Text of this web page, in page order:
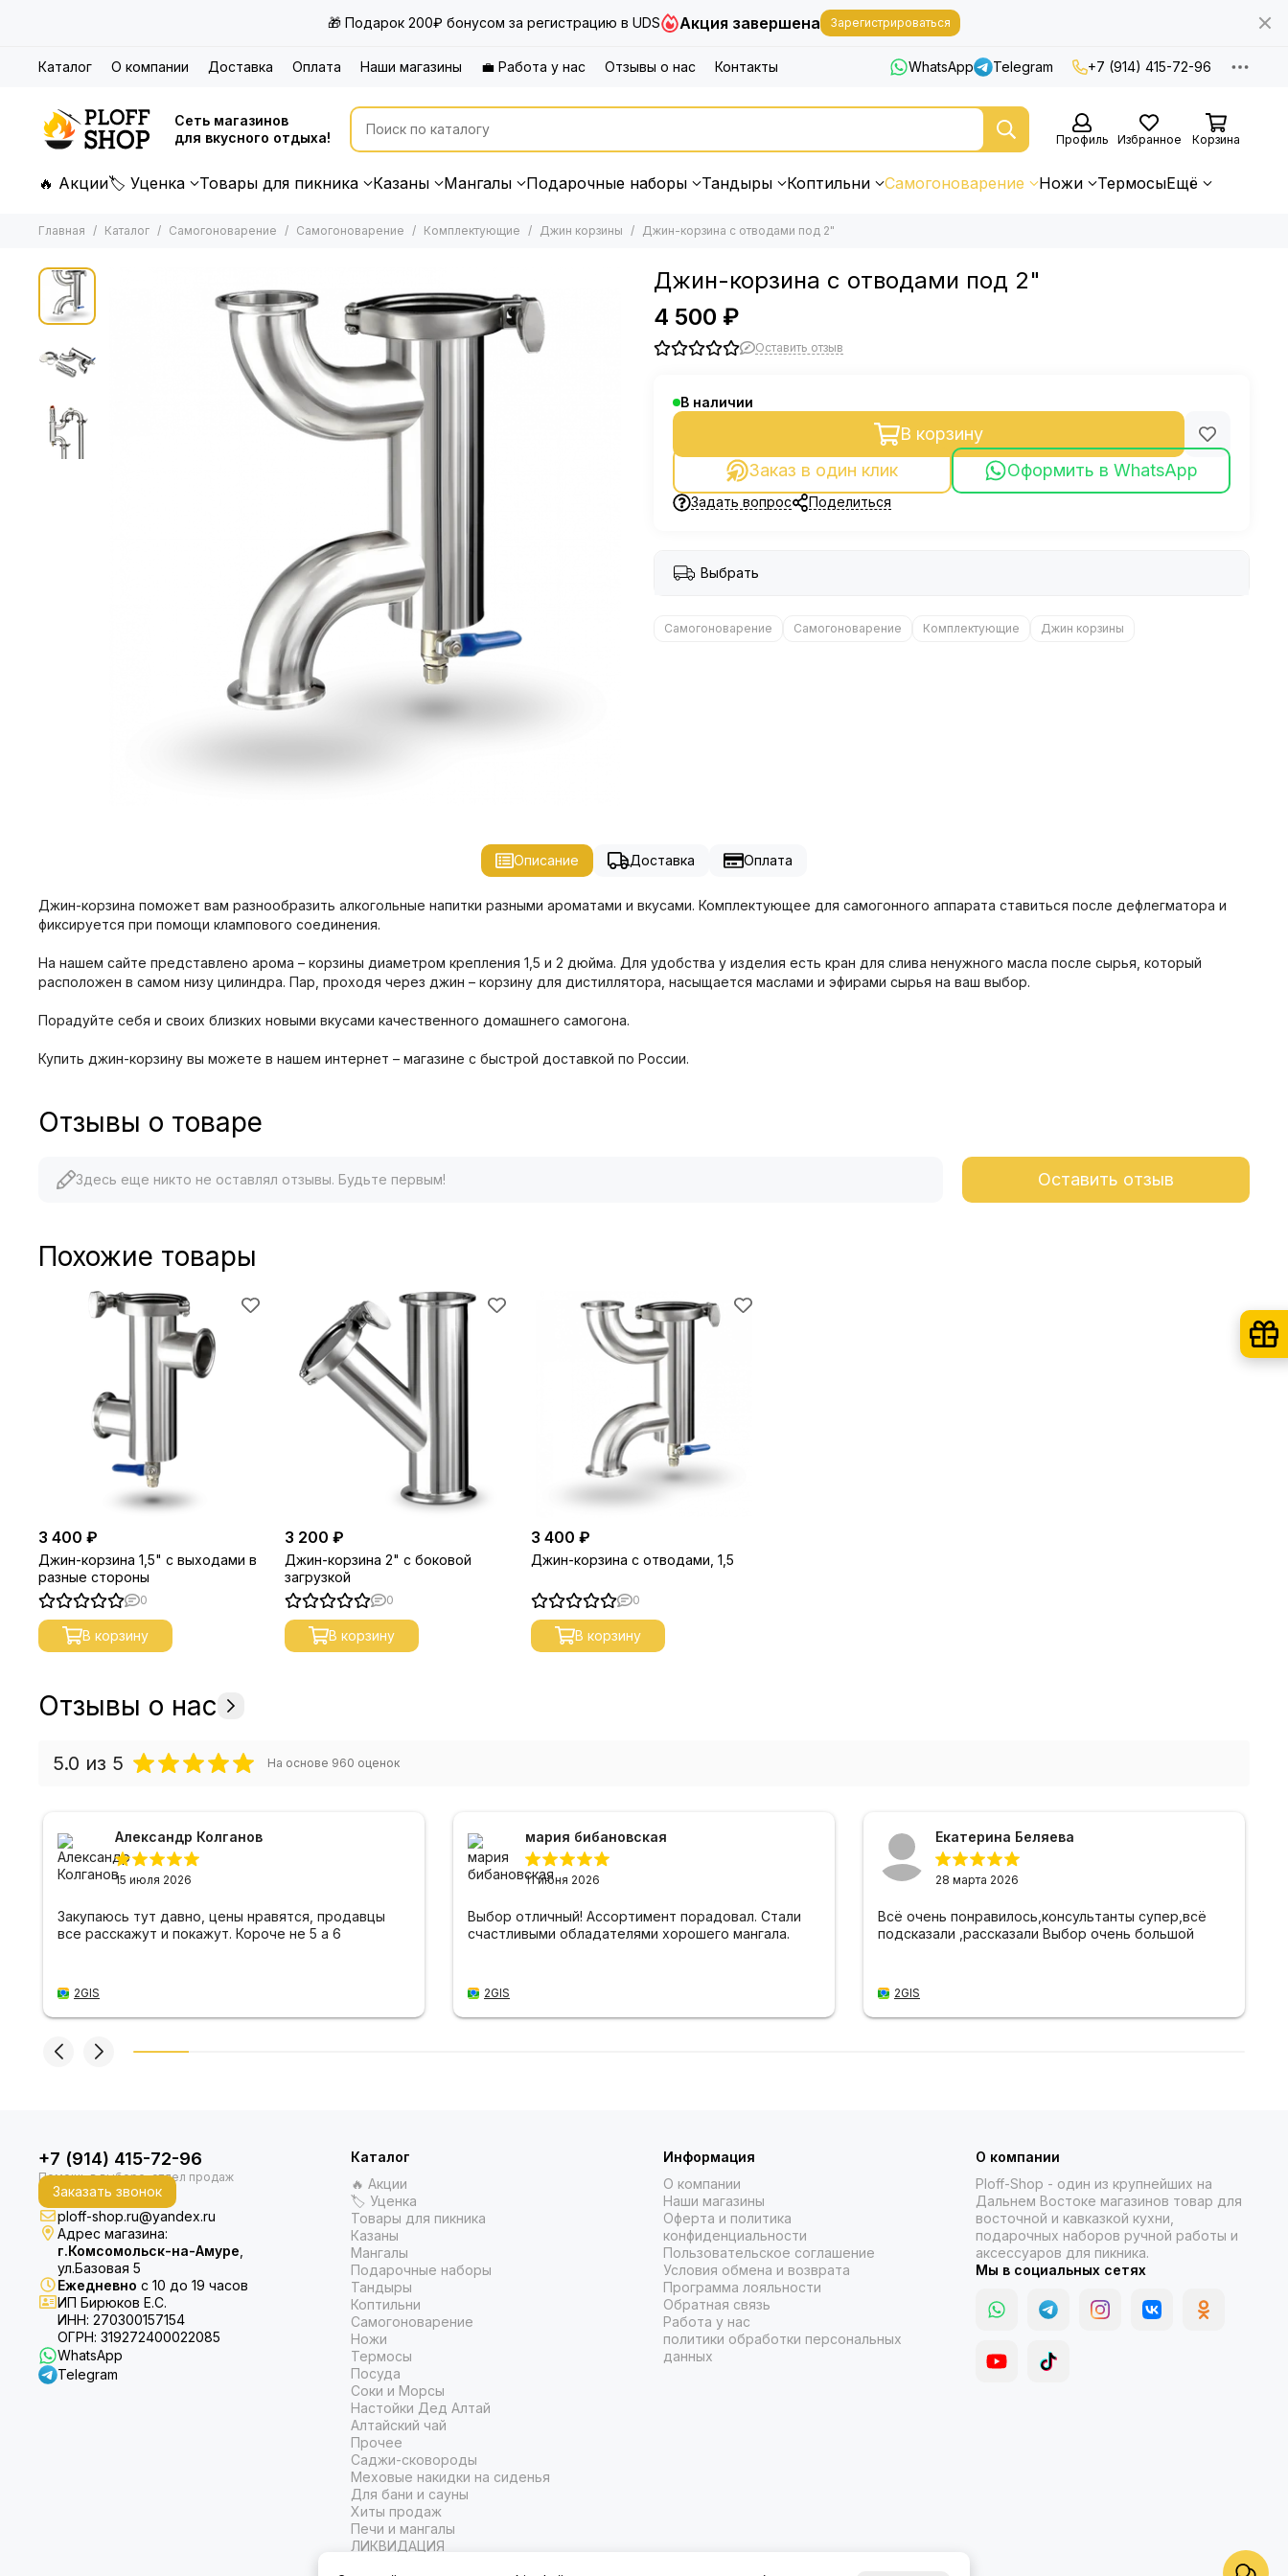
🎁 Подарок 200₽ бонусом за регистрацию в UDS Акция завершена Зарегистрироваться
Каталог О компании Доставка Оплата Наши магазины 💼 Работа у нас Отзывы о нас Контакты WhatsApp Telegram +7 (914) 415-72-96
Сеть магазинов
для вкусного отдыха!
Профиль Избранное Корзина
🔥 Акции🏷 Уценка Товары для пикника Казаны Мангалы Подарочные наборы Тандыры Коптильни Самогоноварение Ножи ТермосыЕщё
Главная Каталог Самогоноварение Самогоноварение Комплектующие Джин корзины Джин-корзина с отводами под 2"
Джин-корзина с отводами под 2"
4 500 ₽
Оставить отзыв
В наличии
В корзину
Заказ в один клик
Оформить в WhatsApp
Задать вопрос Поделиться
Выбрать
Самогоноварение Самогоноварение Комплектующие Джин корзины
Описание Доставка Оплата
Джин-корзина поможет вам разнообразить алкогольные напитки разными ароматами и вкусами. Комплектующее для самогонного аппарата ставиться после дефлегматора и
фиксируется при помощи клампового соединения.
На нашем сайте представлено арома – корзины диаметром крепления 1,5 и 2 дюйма. Для удобства у изделия есть кран для слива ненужного масла после сырья, который
расположен в самом низу цилиндра. Пар, проходя через джин – корзину для дистиллятора, насыщается маслами и эфирами сырья на ваш выбор.
Порадуйте себя и своих близких новыми вкусами качественного домашнего самогона.
Купить джин-корзину вы можете в нашем интернет – магазине с быстрой доставкой по России.
Отзывы о товаре
Здесь еще никто не оставлял отзывы. Будьте первым! Оставить отзыв
Похожие товары
3 400 ₽
Джин-корзина 1,5" с выходами в
разные стороны
0
В корзину
3 200 ₽
Джин-корзина 2" с боковой
загрузкой
0
В корзину
3 400 ₽
Джин-корзина с отводами, 1,5
0
В корзину
Отзывы о нас
5.0 из 5 На основе 960 оценок
Александр Колганов
15 июля 2026
Закупаюсь тут давно, цены нравятся, продавцы
все расскажут и покажут. Короче не 5 а 6
2GIS
мария бибановская
11 июня 2026
Выбор отличный! Ассортимент порадовал. Стали
счастливыми обладателями хорошего мангала.
2GIS
Екатерина Беляева
28 марта 2026
Всё очень понравилось,консультанты супер,всё
подсказали ,рассказали Выбор очень большой
2GIS
+7 (914) 415-72-96
Заказать звонок
ploff-shop.ru@yandex.ru
Адрес магазина:
г.Комсомольск-на-Амуре
ул.Базовая 5
Ежедневно с 10 до 19 часов
ИП Бирюков Е.С.
ИНН: 270300157154
ОГРН: 319272400022085
WhatsApp
Telegram
Каталог
🔥 Акции
🏷 Уценка
Товары для пикника
Казаны
Мангалы
Подарочные наборы
Тандыры
Коптильни
Самогоноварение
Ножи
Термосы
Посуда
Соки и Морсы
Настойки Дед Алтай
Алтайский чай
Прочее
Саджи-сковороды
Меховые накидки на сиденья
Для бани и сауны
Хиты продаж
Печи и мангалы
ЛИКВИДАЦИЯ
Информация
О компании
Наши магазины
Оферта и политика
конфиденциальности
Пользовательское соглашение
Условия обмена и возврата
Программа лояльности
Обратная связь
Работа у нас
политики обработки персональных
данных
О компании
Ploff-Shop - один из крупнейших на
Дальнем Востоке магазинов товар для
восточной и кавказкой кухни,
подарочных наборов ручной работы и
аксессуаров для пикника.
Мы в социальных сетях